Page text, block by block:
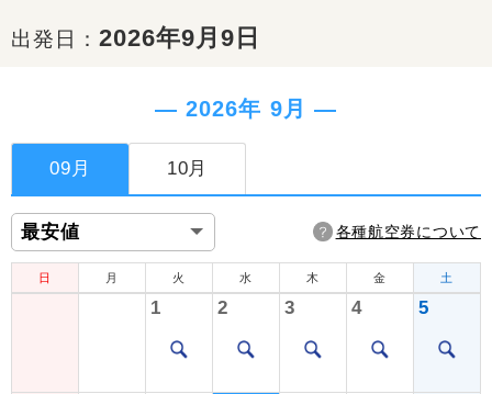
出発日： 2026年9月9日
― 2026年 9月 ―
09月 10月
各種航空券について
日 月 火 水 木 金 土
1 2 3 4 5